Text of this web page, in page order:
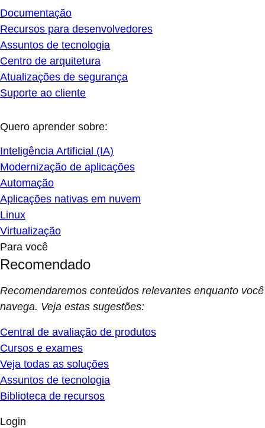
Documentação
Recursos para desenvolvedores
Assuntos de tecnologia
Centro de arquitetura
Atualizações de segurança
Suporte ao cliente
Quero aprender sobre:
Inteligência Artificial (IA)
Modernização de aplicações
Automação
Aplicações nativas em nuvem
Linux
Virtualização
Para você
Recomendado
Recomendaremos conteúdos relevantes enquanto você
navega. Veja estas sugestões:
Central de avaliação de produtos
Cursos e exames
Veja todas as soluções
Assuntos de tecnologia
Biblioteca de recursos
Login